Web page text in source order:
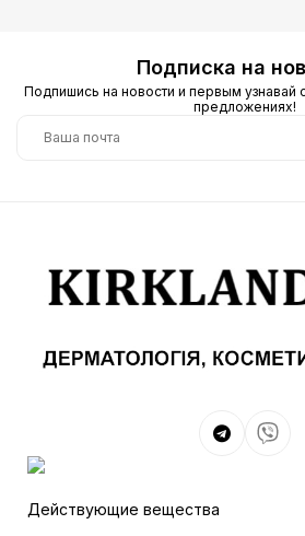
Подписка на
Подпишись на новости и первым узнавай
предложениях!
Действующие вещества